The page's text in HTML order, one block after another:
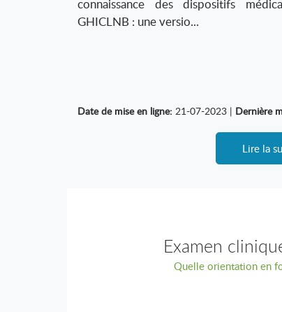
connaissance des dispositifs
GHICLNB : une versio...
Date de mise en ligne: 21-07-2023 | Dernière
Lire la
Examen
Quelle orientation en